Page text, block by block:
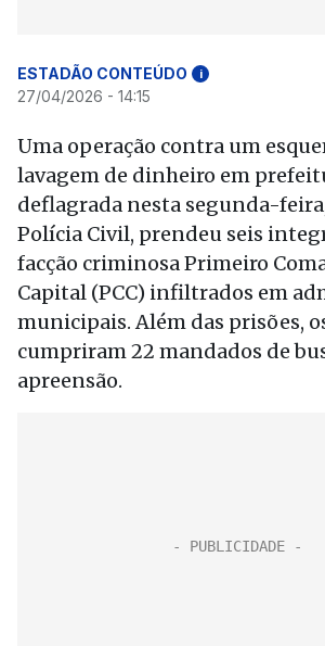
ESTADÃO CONTEÚDO i
27/04/2026 - 14:15
Uma operação contra um
lavagem de dinheiro em
deflagrada nesta segunda-
Polícia Civil, prendeu seis
facção criminosa Primeiro
Capital (PCC) infiltrados em
municipais. Além das prisões,
cumpriram 22 mandados de
apreensão.